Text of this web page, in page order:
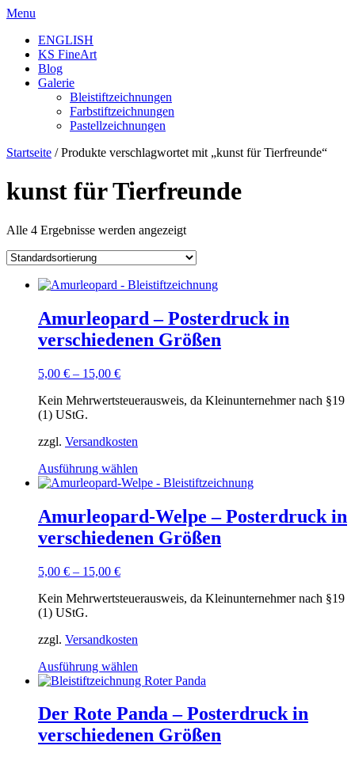
Skip
content
Menu
ENGLISH
KS FineArt
Blog
Galerie
Bleistiftzeichnungen
Farbstiftzeichnungen
Pastellzeichnungen
Startseite / Produkte verschlagwortet mit „kunst für Tierfreunde“
kunst für Tierfreunde
Alle 4 Ergebnisse werden angezeigt
Amurleopard – Posterdruck in
verschiedenen Größen
5,00 € – 15,00 €
Kein Mehrwertsteuerausweis, da Kleinunternehmer nach §19
(1) UStG.
zzgl. Versandkosten
Ausführung wählen
Produkt
mehrere
Varianten
auf.
auf
Amurleopard-Welpe – Posterdruck in
verschiedenen Größen
5,00 € – 15,00 €
Kein Mehrwertsteuerausweis, da Kleinunternehmer nach §19
(1) UStG.
zzgl. Versandkosten
Ausführung wählen
Produkt
mehrere
Varianten
auf.
Der Rote Panda – Posterdruck in
verschiedenen Größen